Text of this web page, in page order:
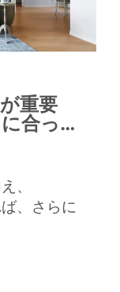
重要
合っ
、
、さらに